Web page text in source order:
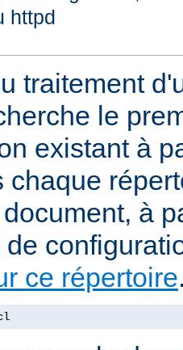
httpd
traitement
le
existant à
chaque
à
ce répertoire